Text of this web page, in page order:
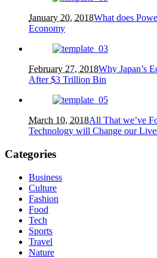
January 20, 2018What does
Economy
February 27, 2018Why Japan’s
After $3 Trillion Bin
March 10, 2018All That we’ve
Technology will Change our
Categories
Business
Culture
Fashion
Food
Tech
Sports
Travel
Nature